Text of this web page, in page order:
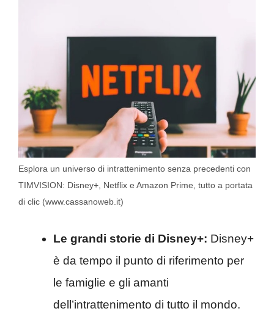
Esplora un universo di intrattenimento senza precedenti con
TIMVISION: Disney+, Netflix e Amazon Prime, tutto a portata
di clic (www.cassanoweb.it)
Le grandi storie di Disney+: Disney+
è da tempo il punto di riferimento per
le famiglie e gli amanti
dell’intrattenimento di tutto il mondo.